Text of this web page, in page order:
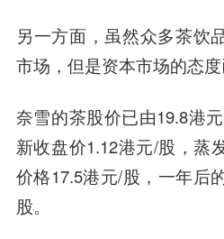
另一方面，虽然众多茶饮
市场，但是资本市场的态度
奈雪的茶股价已由19.8港
新收盘价1.12港元/股，蒸
价格17.5港元/股，一年后
股。